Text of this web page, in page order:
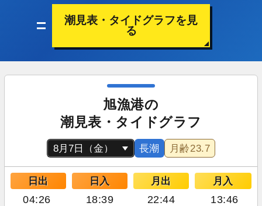
潮見表・タイドグラフを見
る
旭漁港の
潮見表・タイドグラフ
長潮 月齢23.7
日出 日入 月出 月入
04:26 18:39 22:44 13:46